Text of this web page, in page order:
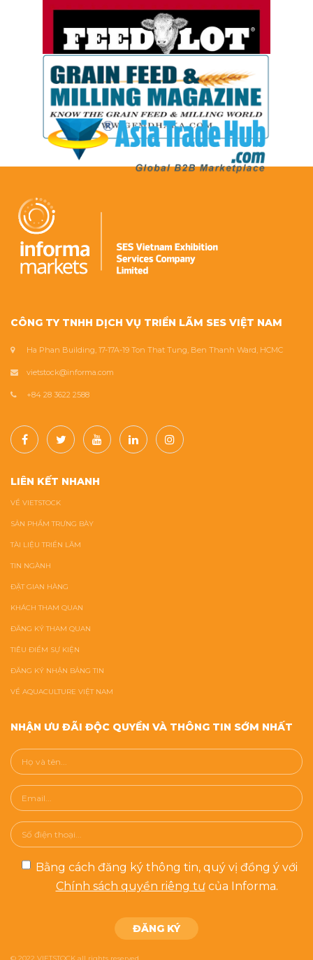
CÔNG TY TNHH DỊCH VỤ TRIỂN LÃM SES VIỆT NAM
Ha Phan Building, 17-17A-19 Ton That Tung, Ben Thanh Ward, HCMC
vietstock@informa.com
+84 28 3622 2588
LIÊN KẾT NHANH
VỀ VIETSTOCK
SẢN PHẨM TRƯNG BÀY
TÀI LIỆU TRIỂN LÃM
TIN NGÀNH
ĐẶT GIAN HÀNG
KHÁCH THAM QUAN
ĐĂNG KÝ THAM QUAN
TIÊU ĐIỂM SỰ KIỆN
ĐĂNG KÝ NHẬN BẢNG TIN
VỀ AQUACULTURE VIỆT NAM
NHẬN ƯU ĐÃI ĐỘC QUYỀN VÀ THÔNG TIN SỚM NHẤT
Bằng cách đăng ký thông tin, quý vị đồng ý với
Chính sách quyền riêng tưcủa Informa.
© 2022 VIETSTOCK all rights reserved.